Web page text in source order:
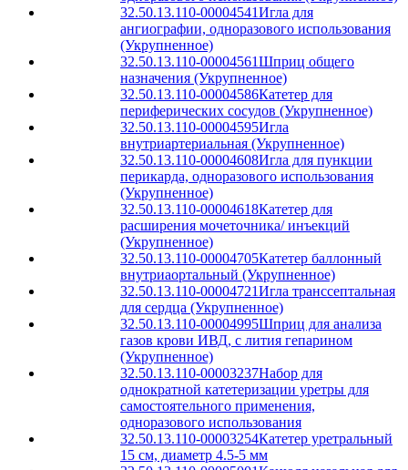
32.50.13.110-00004541Игла для
ангиографии, одноразового использования
(Укрупненное)
32.50.13.110-00004561Шприц общего
назначения (Укрупненное)
32.50.13.110-00004586Катетер для
периферических сосудов (Укрупненное)
32.50.13.110-00004595Игла
внутриартериальная (Укрупненное)
32.50.13.110-00004608Игла для пункции
перикарда, одноразового использования
(Укрупненное)
32.50.13.110-00004618Катетер для
расширения мочеточника/ инъекций
(Укрупненное)
32.50.13.110-00004705Катетер баллонный
внутриаортальный (Укрупненное)
32.50.13.110-00004721Игла транссептальная
для сердца (Укрупненное)
32.50.13.110-00004995Шприц для анализа
газов крови ИВД, с лития гепарином
(Укрупненное)
32.50.13.110-00003237Набор для
однократной катетеризации уретры для
самостоятельного применения,
одноразового использования
32.50.13.110-00003254Катетер уретральный
15 см, диаметр 4.5-5 мм